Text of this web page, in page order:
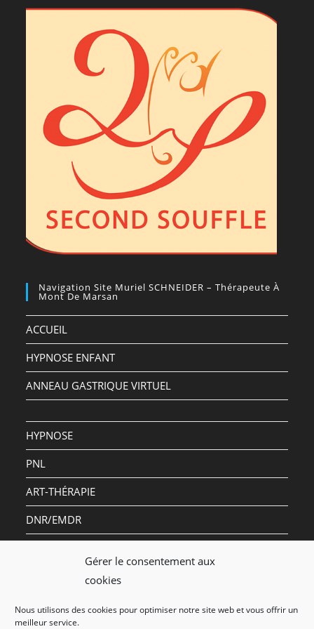
Gérer le consentement aux
cookies
Nous utilisons des cookies pour optimiser notre site web et vous offrir un
meilleur service.
Navigation Site Muriel SCHNEIDER – Thérapeute À
Mont De Marsan
ACCUEIL
HYPNOSE ENFANT
ANNEAU GASTRIQUE VIRTUEL
HYPNOSE
PNL
ART-THÉRAPIE
DNR/EMDR
Mentions légales